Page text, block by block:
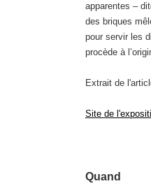
apparentes –
des briques
pour servir les
procède à
Extrait de
Site de
Quand